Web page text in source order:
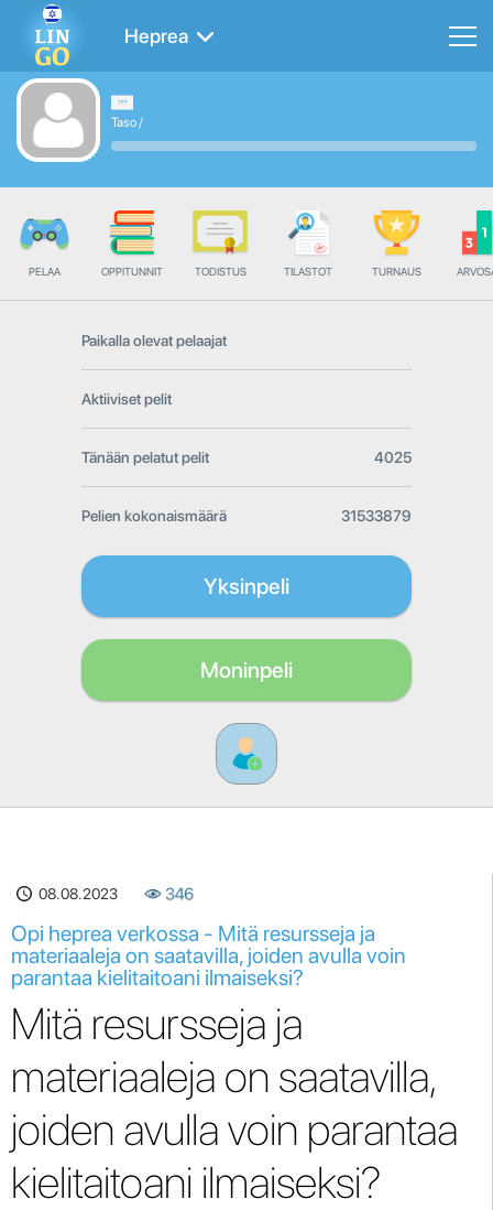
Heprea
Taso/
PELAA OPPITUNNIT TODISTUS TILASTOT TURNAUS
Paikalla olevat pelaajat
Aktiiviset pelit
Tänään pelatut pelit 4025
Pelien kokonaismäärä 31533879
Yksinpeli
Moninpeli
08.08.2023 346
Opi heprea verkossa - Mitä resursseja ja
materiaaleja on saatavilla, joiden avulla voin
parantaa kielitaitoani ilmaiseksi?
Mitä resursseja ja
materiaaleja on saatavilla,
joiden avulla voin parantaa
kielitaitoani ilmaiseksi?